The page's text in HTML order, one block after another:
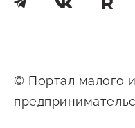
© Портал малого